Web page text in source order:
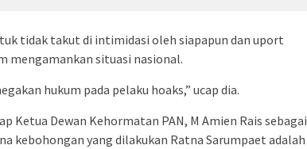
tidak takut di intimidasi oleh siapapun dan uport
mengamankan situasi nasional.
hukum pada pelaku hoaks,” ucap dia.
Ketua Dewan Kehormatan PAN, M Amien Rais sebagai
kebohongan yang dilakukan Ratna Sarumpaet adalah